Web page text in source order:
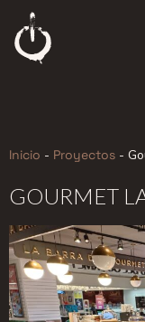
Inicio - Proyectos -
GOURMET